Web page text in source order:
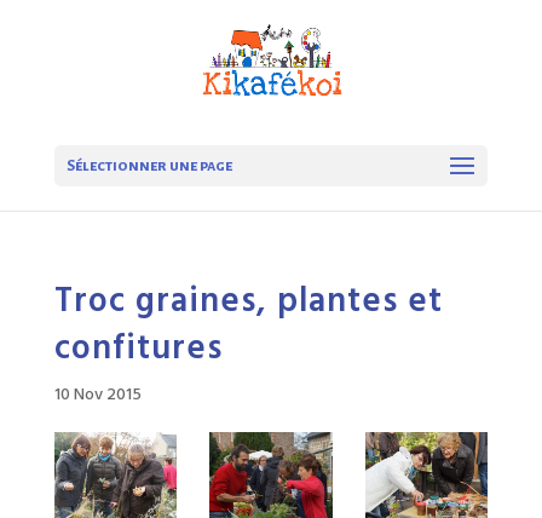
Sélectionner une page
Troc graines, plantes et
confitures
10 Nov 2015